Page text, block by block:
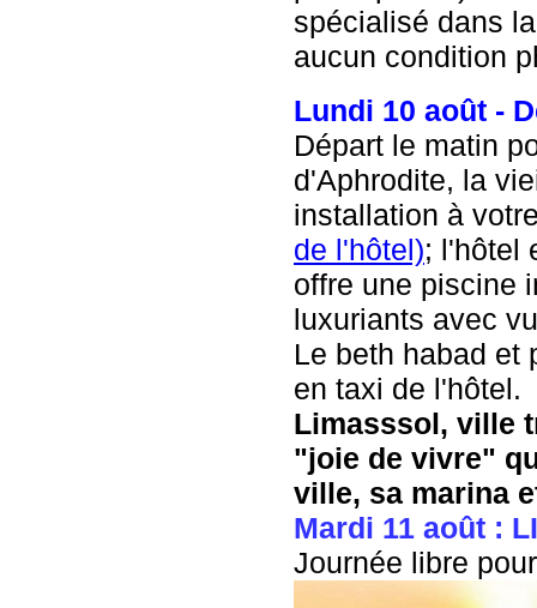
spécialisé dans
aucun condition
Lundi 10 août -
Départ le matin
d'Aphrodite, la
installation à
de l'hôtel); l'hôtel
offre une piscine
luxuriants avec
Le beth habad et
en taxi de l'hôtel.
Limasssol, ville
"joie de vivre"
ville, sa marina
Mardi 11 août :
Journée libre